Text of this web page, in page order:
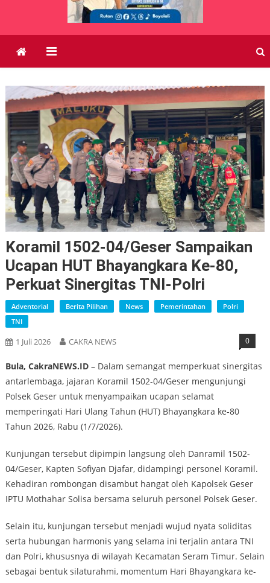
Koramil 1502-04/Geser Sampaikan
Ucapan HUT Bhayangkara Ke-80,
Perkuat Sinergitas TNI-Polri
Adventorial Berita Pilihan News Pemerintahan
Polri
TNI
1 Juli 2026 CAKRA NEWS 0
Bula, CakraNEWS.ID– Dalam semangat memperkuat sinergitas
antarlembaga, jajaran Koramil 1502-04/Geser mengunjungi
Polsek Geser untuk menyampaikan ucapan selamat
memperingati Hari Ulang Tahun (HUT) Bhayangkara ke-80
Tahun 2026, Rabu (1/7/2026).
Kunjungan tersebut dipimpin langsung oleh Danramil 1502-
04/Geser, Kapten Sofiyan Djafar, didampingi personel Koramil.
Kehadiran rombongan disambut hangat oleh Kapolsek Geser
IPTU Mothahar Solisa bersama seluruh personel Polsek Geser.
Selain itu, kunjungan tersebut menjadi wujud nyata soliditas
serta hubungan harmonis yang selama ini terjalin antara TNI
dan Polri, khususnya di wilayah Kecamatan Seram Timur. Selain
sebagai bentuk silaturahmi, momentum Hari Bhayangkara ke-